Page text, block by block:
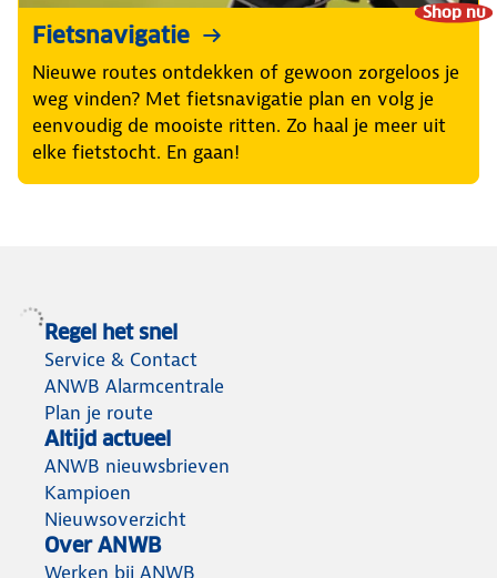
Shop nu
Fietsnavigatie
Nieuwe routes ontdekken of gewoon zorgeloos je
weg vinden? Met fietsnavigatie plan en volg je
eenvoudig de mooiste ritten. Zo haal je meer uit
elke fietstocht. En gaan!
Regel het snel
Service & Contact
ANWB Alarmcentrale
Plan je route
Altijd actueel
ANWB nieuwsbrieven
Kampioen
Nieuwsoverzicht
Over ANWB
Werken bij ANWB